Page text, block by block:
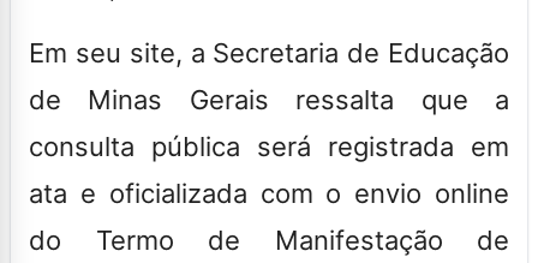
Em seu site, a Secretaria de Educação
de Minas Gerais ressalta que a
consulta pública será registrada em
ata e oficializada com o envio online
do Termo de Manifestação de